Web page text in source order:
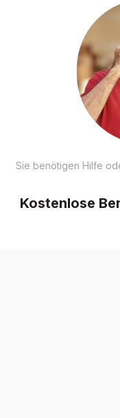
Sie benötigen Hilfe
Kostenlose